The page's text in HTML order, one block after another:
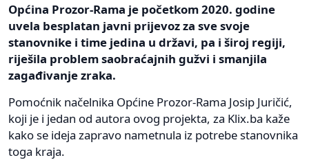
Općina Prozor-Rama je početkom 2020. godine
uvela besplatan javni prijevoz za sve svoje
stanovnike i time jedina u državi, pa i široj regiji,
riješila problem saobraćajnih gužvi i smanjila
zagađivanje zraka.
Pomoćnik načelnika Općine Prozor-Rama Josip Juričić,
koji je i jedan od autora ovog projekta, za Klix.ba kaže
kako se ideja zapravo nametnula iz potrebe stanovnika
toga kraja.